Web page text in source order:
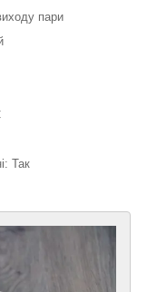
пари
Так